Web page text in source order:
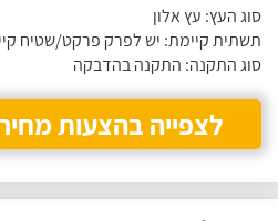
סוג העץ: עץ אלון
תשתית קיימת: יש לפרק פרקט/שטיח
סוג התקנה: התקנה בהדבקה
לצפייה בהצעות